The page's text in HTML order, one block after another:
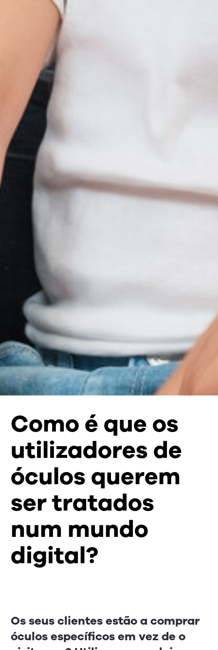
Como é que os
utilizadores de
óculos querem
ser tratados
num mundo
digital?
Os seus clientes estão a comprar
óculos específicos em vez de o